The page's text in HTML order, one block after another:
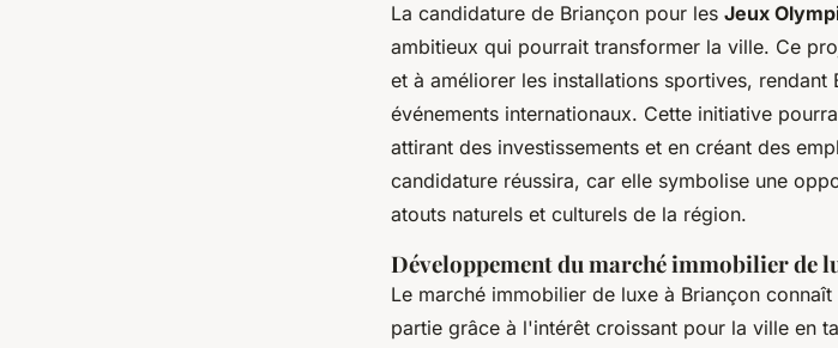
La candidature de Briançon pour les Jeux
ambitieux qui pourrait transformer la ville. Ce
et à améliorer les installations sportives,
événements internationaux. Cette initiative
attirant des investissements et en créant des
candidature réussira, car elle symbolise une
atouts naturels et culturels de la région.
Développement du marché immobilier de
Le marché immobilier de luxe à Briançon connaît
partie grâce à l'intérêt croissant pour la ville en